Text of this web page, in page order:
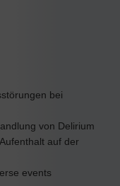
bei
von Delirium
auf der
events